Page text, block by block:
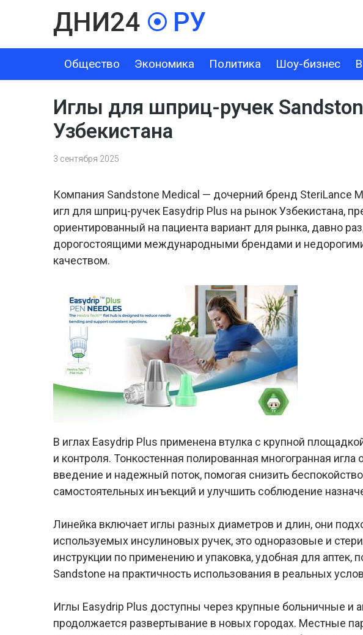
Общество Экономика Политика Шоу-бизнес
ЭКОНОМИКА ПОЛИТИКА ШОУ-БИЗНЕС В МИРЕ
Иглы для шприц-ручек
Узбекистана
3 сентября 2025
Компания Sandstone Medical — дочерний бренд SteriLance
игл для шприц-ручек Easydrip Plus на рынок Узбекистана,
ориентированный на пациента вариант для рынка, давно
дорогостоящими международными брендами и
качеством.
В иглах Easydrip Plus применена втулка с крупной
и контроля. Тонкостенная полированная многогранная игла
введение и надежный поток, помогая снизить
самостоятельных инъекций и улучшить соблюдение
Линейка включает иглы разных диаметров и длин, они
используемых инсулиновых ручек, это одноразовые и
инструкции по применению и упаковка, удобная для аптек,
Sandstone на практичность использования в реальных
Иглы Easydrip Plus доступны через крупные больничные и
продолжается развертывание в новых городах. Местные